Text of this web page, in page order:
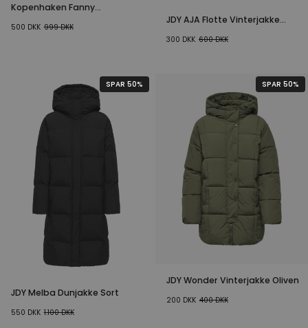
Kopenhaken Fanny
500 DKK 999DKK
JDY AJA Flotte Vinterjakke
300 DKK 600DKK
SPAR 50%
JDY Melba Dunjakke Sort
550 DKK 1.100DKK
SPAR 50%
JDY Wonder Vinterjakke Oliven
200 DKK 400DKK